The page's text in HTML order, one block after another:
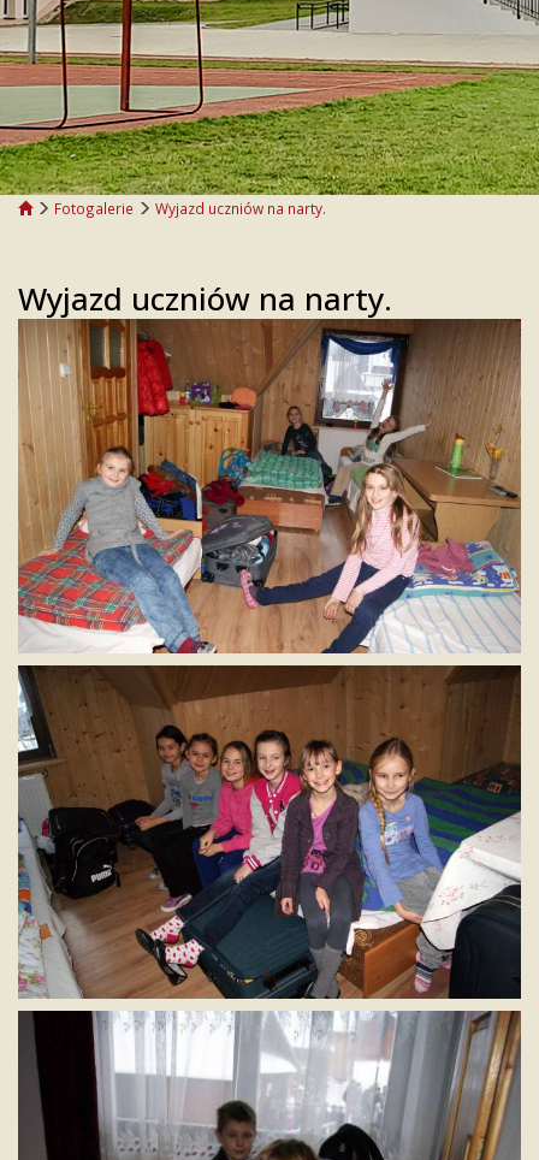
Fotogalerie Wyjazd uczniów na narty.
Wyjazd uczniów na narty.